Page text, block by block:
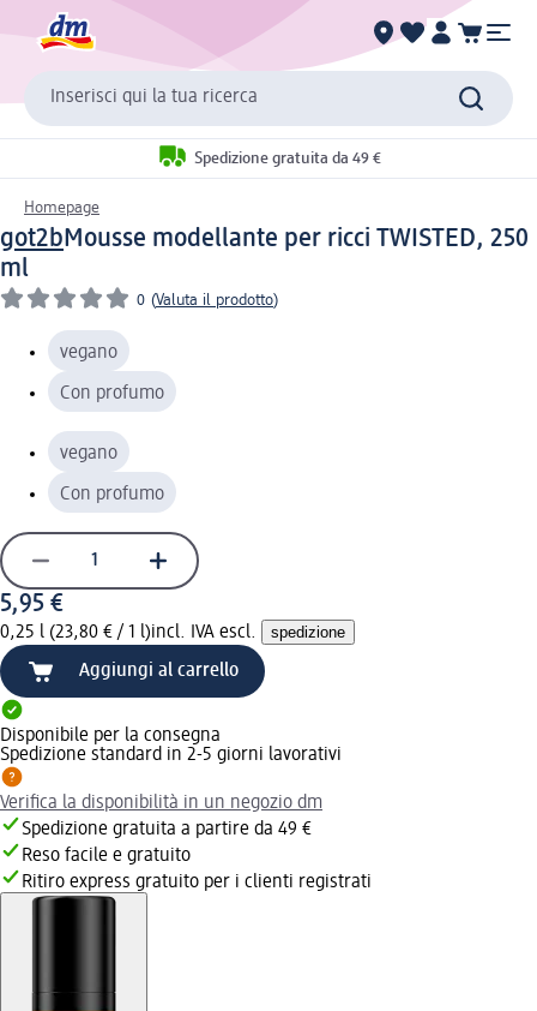
Inserisci qui la tua ricerca
Spedizione gratuita da 49 €
Homepage
got2bMousse modellante per ricci TWISTED, 250
ml
0 (Valuta il prodotto)
vegano
Con profumo
vegano
Con profumo
5,95 €
0,25 l (23,80 € / 1 l)incl. IVA escl. spedizione
Aggiungi al carrello
Disponibile per la consegna
Spedizione standard in 2-5 giorni lavorativi
Verifica la disponibilità in un negozio dm
Spedizione gratuita a partire da 49 €
Reso facile e gratuito
Ritiro express gratuito per i clienti registrati